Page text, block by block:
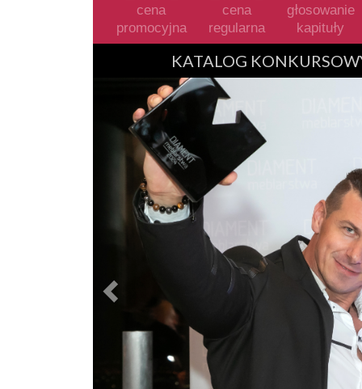
cena
promocyjna
cena
regularna
głosowanie
kapituły
KATALOG